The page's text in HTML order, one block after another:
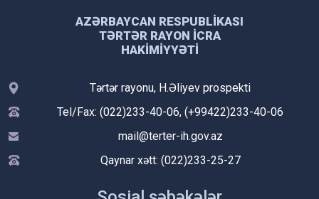
AZƏRBAYCAN RESPUBLIKASI
TƏRTƏR RAYON İCRA
HAKIMIYYƏTI
Tərtər rayonu, H.Əliyev prospekti
Tel/Fax: (022)233-40-06, (+99422)233-40-06
mail@terter-ih.gov.az
Qaynar xətt: (022)233-25-27